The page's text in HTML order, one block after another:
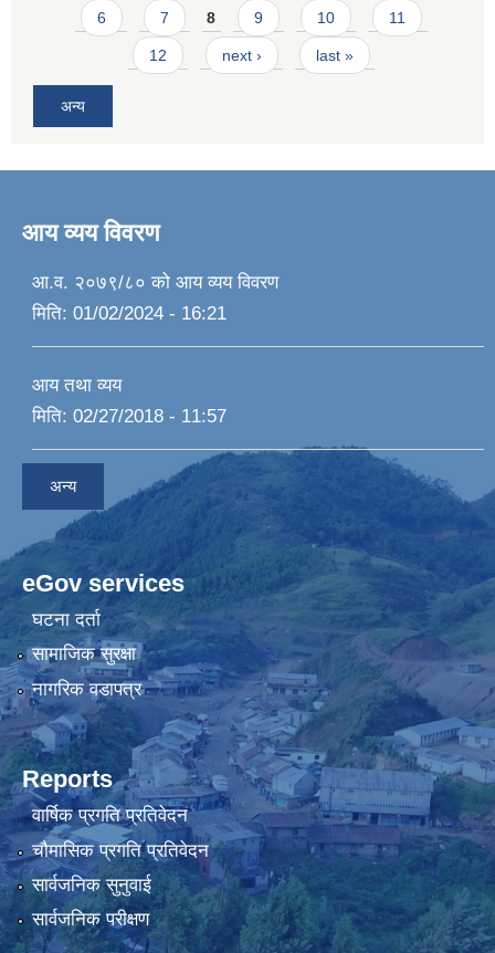
6 7 8 9 10 11
12 next › last »
अन्य
आय व्यय विवरण
आ.व. २०७९/८० को आय व्यय विवरण
मिति: 01/02/2024 - 16:21
आय तथा व्यय
मिति: 02/27/2018 - 11:57
अन्य
eGov services
घटना दर्ता
सामाजिक सुरक्षा
नागरिक वडापत्र
Reports
वार्षिक प्रगति प्रतिवेदन
चौमासिक प्रगति प्रतिवेदन
सार्वजनिक सुनुवाई
सार्वजनिक परीक्षण